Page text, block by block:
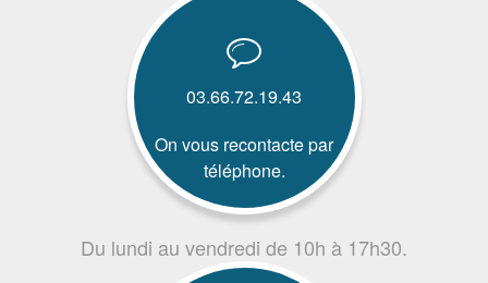
03.66.72.19.43
On vous recontacte par
téléphone.
Du lundi au vendredi de 10h à 17h30.